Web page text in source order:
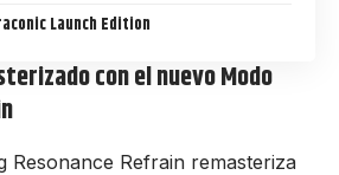
Launch Edition
con el nuevo Modo
Resonance Refrain remasteriza